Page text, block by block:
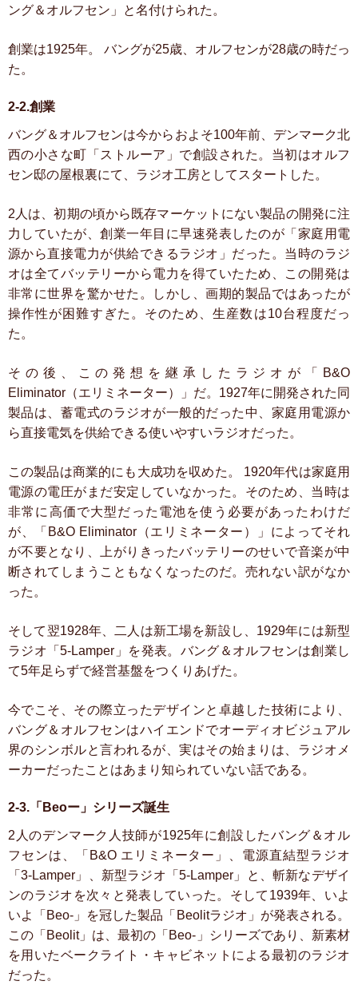
ング＆オルフセン」と名付けられた。
創業は1925年。
バングが25歳、オルフセンが28歳の時だっ
た。
2-2.創業
バング＆オルフセンは今からおよそ100年前、デンマーク北
西の小さな町「ストルーア」で創設された。当初はオルフ
セン邸の屋根裏にて、ラジオ工房としてスタートした。
2人は、初期の頃から既存マーケットにない製品の開発に注
力していたが、創業一年目に早速発表したのが「家庭用電
源から直接電力が供給できるラジオ」だった。当時のラジ
オは全てバッテリーから電力を得ていたため、この開発は
非常に世界を驚かせた。しかし、画期的製品ではあったが
操作性が困難すぎた。そのため、生産数は10台程度だっ
た。
その後、この発想を継承したラジオが「B&O
Eliminator（エリミネーター）」だ。1927年に開発された同
製品は、蓄電式のラジオが一般的だった中、家庭用電源か
ら直接電気を供給できる使いやすいラジオだった。
この製品は商業的にも大成功を収めた。
1920年代は家庭用
電源の電圧がまだ安定していなかった。そのため、当時は
非常に高価で大型だった電池を使う必要があったわけだ
が、「B&O Eliminator（エリミネーター）」によってそれ
が不要となり、上がりきったバッテリーのせいで音楽が中
断されてしまうこともなくなったのだ。売れない訳がなか
った。
そして翌1928年、二人は新工場を新設し、1929年には新型
ラジオ「5-Lamper」を発表。バング＆オルフセンは創業し
て5年足らずで経営基盤をつくりあげた。
今でこそ、その際立ったデザインと卓越した技術により、
バング＆オルフセンはハイエンドでオーディオビジュアル
界のシンボルと言われるが、実はその始まりは、ラジオメ
ーカーだったことはあまり知られていない話である。
2-3.「Beoー」シリーズ誕生
2人のデンマーク人技師が1925年に創設したバング＆オル
フセンは、「B&O エリミネーター」、電源直結型ラジオ
「3-Lamper」、新型ラジオ「5-Lamper」と、斬新なデザイ
ンのラジオを次々と発表していった。そして1939年、いよ
いよ「Beo-」を冠した製品「Beolitラジオ」が発表される。
この「Beolit」は、最初の「Beo-」シリーズであり、新素材
を用いたベークライト・キャビネットによる最初のラジオ
だった。